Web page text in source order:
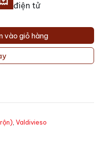
điện tử
vào giỏ hàng
, Valdivieso